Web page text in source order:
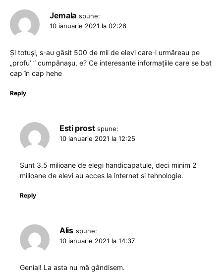
Jemala spune:
10 ianuarie 2021 la 02:26
Și totuși, s-au găsit 500 de mii de elevi care-l urmăreau pe
„profu’ ” cumpănașu, e? Ce interesante informațiile care se bat
cap în cap hehe
Reply
Esti prost spune:
10 ianuarie 2021 la 12:25
Sunt 3.5 milioane de elegi handicapatule, deci minim 2
milioane de elevi au acces la internet si tehnologie.
Reply
Alis spune:
10 ianuarie 2021 la 14:37
Genial! La asta nu mă gândisem.